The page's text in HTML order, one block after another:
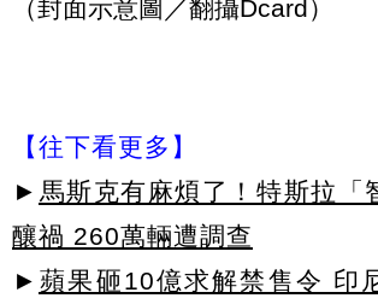
（封面示意圖／翻攝Dcard）
【往下看更多】
► 馬斯克有麻煩了！特斯拉「
釀禍 260萬輛遭調查
► 蘋果砸10億求解禁售令 印